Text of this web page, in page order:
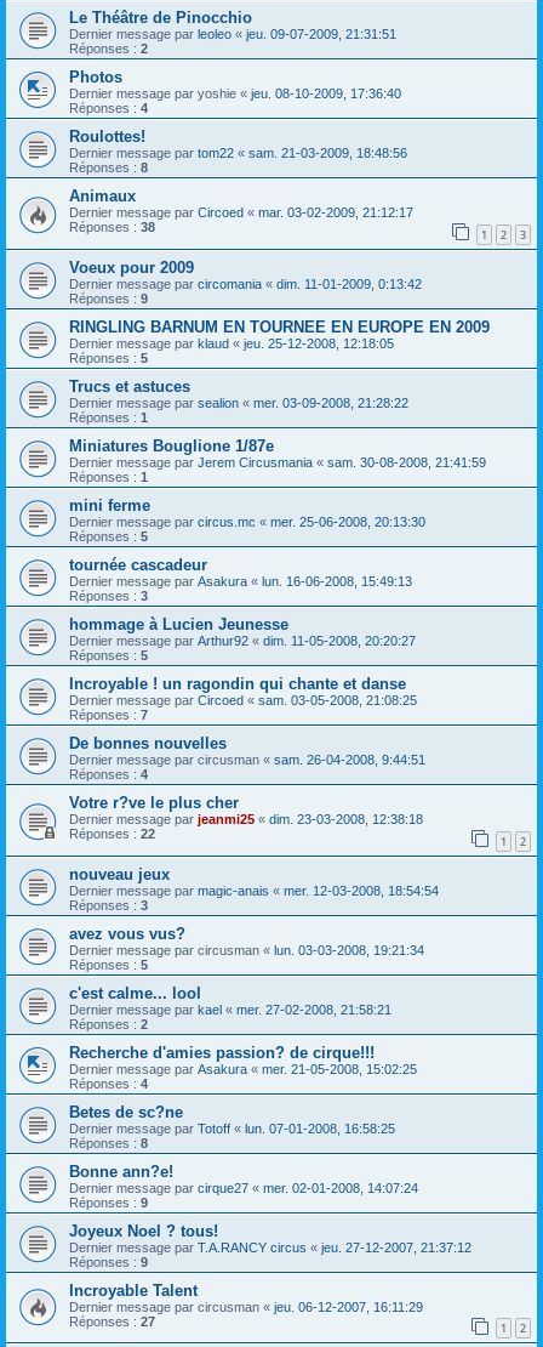
Le Théâtre de Pinocchio
Dernier message par leoleo « jeu. 09-07-2009, 21:31:51
Réponses : 2
Photos
Dernier message par yoshie « jeu. 08-10-2009, 17:36:40
Réponses : 4
Roulottes!
Dernier message par tom22 « sam. 21-03-2009, 18:48:56
Réponses : 8
Animaux
Dernier message par Circoed « mar. 03-02-2009, 21:12:17
Réponses : 38 1 2 3
Voeux pour 2009
Dernier message par circomania « dim. 11-01-2009, 0:13:42
Réponses : 9
RINGLING BARNUM EN TOURNEE EN EUROPE EN 2009
Dernier message par klaud « jeu. 25-12-2008, 12:18:05
Réponses : 5
Trucs et astuces
Dernier message par sealion « mer. 03-09-2008, 21:28:22
Réponses : 1
Miniatures Bouglione 1/87e
Dernier message par Jerem Circusmania « sam. 30-08-2008, 21:41:59
Réponses : 1
mini ferme
Dernier message par circus.mc « mer. 25-06-2008, 20:13:30
Réponses : 5
tournée cascadeur
Dernier message par Asakura « lun. 16-06-2008, 15:49:13
Réponses : 3
hommage à Lucien Jeunesse
Dernier message par Arthur92 « dim. 11-05-2008, 20:20:27
Réponses : 5
Incroyable ! un ragondin qui chante et danse
Dernier message par Circoed « sam. 03-05-2008, 21:08:25
Réponses : 7
De bonnes nouvelles
Dernier message par circusman « sam. 26-04-2008, 9:44:51
Réponses : 4
Votre r?ve le plus cher
Dernier message par jeanmi25 « dim. 23-03-2008, 12:38:18
Réponses : 22 1 2
nouveau jeux
Dernier message par magic-anais « mer. 12-03-2008, 18:54:54
Réponses : 3
avez vous vus?
Dernier message par circusman « lun. 03-03-2008, 19:21:34
Réponses : 5
c'est calme... lool
Dernier message par kael « mer. 27-02-2008, 21:58:21
Réponses : 2
Recherche d'amies passion? de cirque!!!
Dernier message par Asakura « mer. 21-05-2008, 15:02:25
Réponses : 4
Betes de sc?ne
Dernier message par Totoff « lun. 07-01-2008, 16:58:25
Réponses : 8
Bonne ann?e!
Dernier message par cirque27 « mer. 02-01-2008, 14:07:24
Réponses : 9
Joyeux Noel ? tous!
Dernier message par T.A.RANCY circus « jeu. 27-12-2007, 21:37:12
Réponses : 9
Incroyable Talent
Dernier message par circusman « jeu. 06-12-2007, 16:11:29
Réponses : 27 1 2